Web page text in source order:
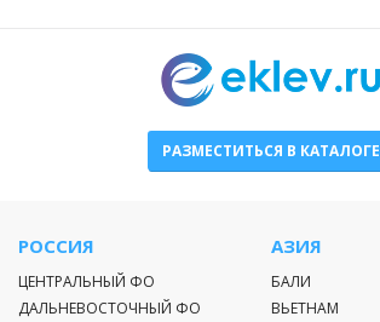
РАЗМЕСТИТЬСЯ В КАТАЛОГЕ
РОССИЯ
ЦЕНТРАЛЬНЫЙ ФО
ДАЛЬНЕВОСТОЧНЫЙ ФО
АЗИЯ
БАЛИ
ВЬЕТНАМ